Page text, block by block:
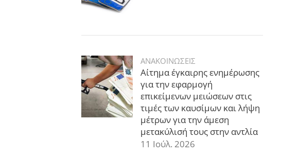
ΑΝΑΚΟΙΝΩΣΕΙΣ
Αίτημα έγκαιρης ενημέρωσης
για την εφαρμογή
επικείμενων μειώσεων στις
τιμές των καυσίμων και λήψη
μέτρων για την άμεση
μετακύλισή τους στην αντλία
11 Ιούλ. 2026